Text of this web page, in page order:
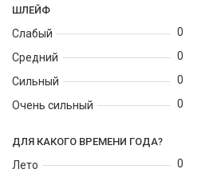
ШЛЕЙФ
Слабый
Средний
Сильный
Очень сильный
0
0
0
0
ДЛЯ КАКОГО ВРЕМЕНИ ГОДА?
Лето
0